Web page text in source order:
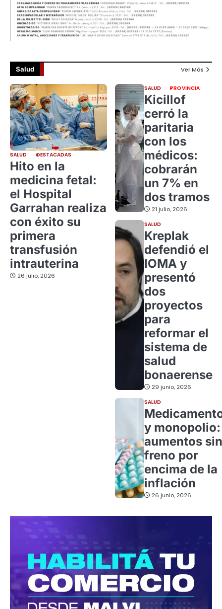
Salud Ver Más
SALUD DESTACADAS
Hito en la
medicina fetal:
el Hospital
Garrahan realiza
con éxito su
primera
transfusión
intrauterina
26 julio, 2026
SALUD PROVINCIA
Kicillof
cerró la
paritaria
con los
médicos:
cobrarán
un 7% en
dos tramos
21 julio, 2026
SALUD
Kreplak
defendió el
IOMA y
presentó
dos
proyectos
para
reformar el
sistema de
salud
bonaerense
29 junio, 2026
SALUD
y monopolio:
aumentos sin
freno por
encima de la
inflación
26 junio, 2026